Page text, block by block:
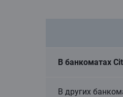
В банкоматах
В других